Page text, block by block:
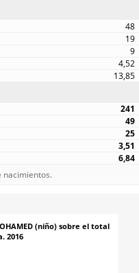
48
19
9
4,52
13,85
241
49
25
3,51
6,84
nacimientos.